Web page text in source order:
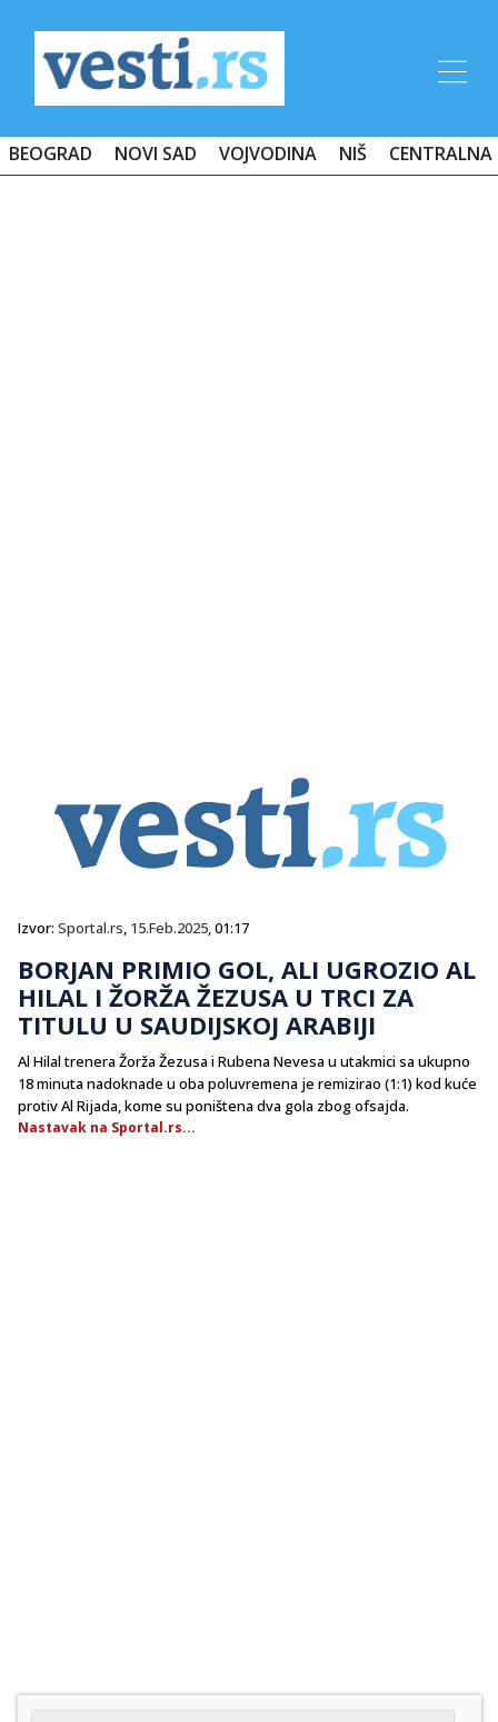
BEOGRAD NOVI SAD VOJVODINA NIŠ CENTRALNA
Izvor: Sportal.rs, 15.Feb.2025, 01:17
BORJAN PRIMIO GOL, ALI UGROZIO AL
HILAL I ŽORŽA ŽEZUSA U TRCI ZA
TITULU U SAUDIJSKOJ ARABIJI
Al Hilal trenera Žorža Žezusa i Rubena Nevesa u utakmici sa ukupno
18 minuta nadoknade u oba poluvremena je remizirao (1:1) kod kuće
protiv Al Rijada, kome su poništena dva gola zbog ofsajda.
Nastavak na Sportal.rs...